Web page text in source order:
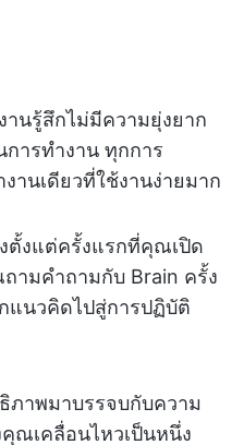
นรู้สึกไม่มีความยุ่งยาก
ารทำงาน ทุกการ
นเดียวที่ใช้งานง่ายมาก
ตั้งแต่ครั้งแรกที่คุณเปิด
ามคำถามกับ Brain ครั้ง
แนวคิดไปสู่การปฏิบัติ
ภาพมาบรรจบกับความ
ณเคลื่อนไหวเป็นหนึ่ง